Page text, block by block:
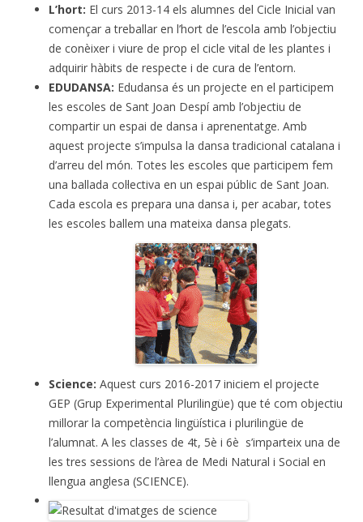
L’hort: El curs 2013-14 els alumnes del Cicle Inicial van
començar a treballar en l’hort de l’escola amb l’objectiu
de conèixer i viure de prop el cicle vital de les plantes i
adquirir hàbits de respecte i de cura de l’entorn.
EDUDANSA: Edudansa és un projecte en el participem
les escoles de Sant Joan Despí amb l’objectiu de
compartir un espai de dansa i aprenentatge. Amb
aquest projecte s’impulsa la dansa tradicional catalana i
d’arreu del món. Totes les escoles que participem fem
una ballada col·lectiva en un espai públic de Sant Joan.
Cada escola es prepara una dansa i, per acabar, totes
les escoles ballem una mateixa dansa plegats.
Science: Aquest curs 2016-2017 iniciem el projecte
GEP (Grup Experimental Plurilingüe) que té com objectiu
millorar la competència lingüística i plurilingüe de
l’alumnat. A les classes de 4t, 5è i 6è s’imparteix una de
les tres sessions de l’àrea de Medi Natural i Social en
llengua anglesa (SCIENCE).